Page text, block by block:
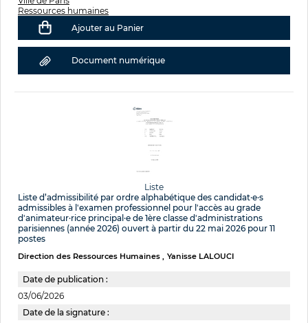
Ressources humaines
Ajouter au Panier
Document numérique
Liste
Liste d’admissibilité par ordre alphabétique des candidat·e·s
admissibles à l'examen professionnel pour l'accès au grade
d'animateur·rice principal·e de 1ère classe d'administrations
parisiennes (année 2026) ouvert à partir du 22 mai 2026 pour 11
postes
Direction des Ressources Humaines Yanisse LALOUCI
Date de publication :
03/06/2026
Date de la signature :